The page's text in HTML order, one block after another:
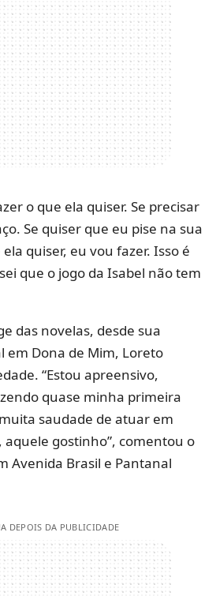
o que ela quiser. Se precisar
Se quiser que eu pise na sua
quiser, eu vou fazer. Isso é
que o jogo da Isabel não tem
das novelas, desde sua
em Dona de Mim, Loreto
“Estou apreensivo,
quase minha primeira
saudade de atuar em
gostinho”, comentou o
Avenida Brasil e Pantanal
DEPOIS DA PUBLICIDADE